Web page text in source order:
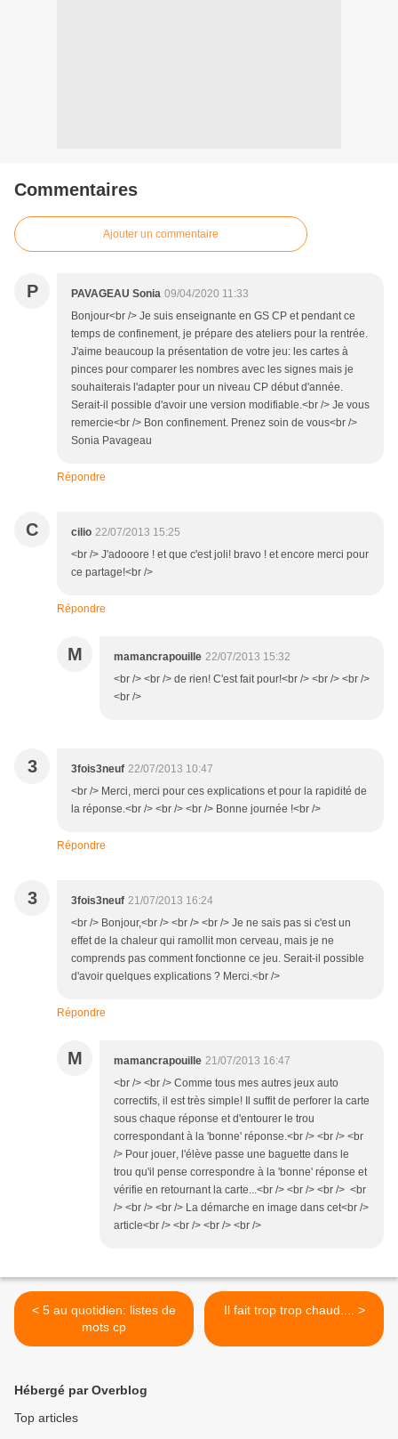
Commentaires
Ajouter un commentaire
P PAVAGEAU Sonia 09/04/2020 11:33
Bonjour<br /> Je suis enseignante en GS CP et pendant ce
temps de confinement, je prépare des ateliers pour la rentrée.
J'aime beaucoup la présentation de votre jeu: les cartes à
pinces pour comparer les nombres avec les signes mais je
souhaiterais l'adapter pour un niveau CP début d'année.
Serait-il possible d'avoir une version modifiable.<br /> Je vous
remercie<br /> Bon confinement. Prenez soin de vous<br />
Sonia Pavageau
Répondre
C cilio 22/07/2013 15:25
<br /> J'adooore ! et que c'est joli! bravo ! et encore merci pour
ce partage!<br />
Répondre
M mamancrapouille 22/07/2013 15:32
<br /> <br /> de rien! C'est fait pour!<br /> <br /> <br />
<br />
3 3fois3neuf 22/07/2013 10:47
<br /> Merci, merci pour ces explications et pour la rapidité de
la réponse.<br /> <br /> <br /> Bonne journée !<br />
Répondre
3 3fois3neuf 21/07/2013 16:24
<br /> Bonjour,<br /> <br /> <br /> Je ne sais pas si c'est un
effet de la chaleur qui ramollit mon cerveau, mais je ne
comprends pas comment fonctionne ce jeu. Serait-il possible
d'avoir quelques explications ? Merci.<br />
Répondre
M mamancrapouille 21/07/2013 16:47
<br /> <br /> Comme tous mes autres jeux auto
correctifs, il est très simple! Il suffit de perforer la carte
sous chaque réponse et d'entourer le trou
correspondant à la 'bonne' réponse.<br /> <br /> <br
/> Pour jouer, l'élève passe une baguette dans le
trou qu'il pense correspondre à la 'bonne' réponse et
vérifie en retournant la carte...<br /> <br /> <br /> <br
/> <br /> <br /> La démarche en image dans cet<br />
article<br /> <br /> <br /> <br />
< 5 au quotidien: listes de
mots cp
Il fait trop trop chaud.... >
Hébergé par Overblog
Top articles